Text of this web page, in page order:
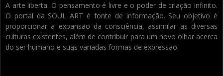
A arte liberta. O pensamento é livre e o poder de criação infinito.
O portal da SOUL ART é fonte de informação. Seu objetivo é
proporcionar a expansão da consciência, assimilar as diversas
culturas existentes, além de contribuir para um novo olhar acerca
do ser humano e suas variadas formas de expressão.